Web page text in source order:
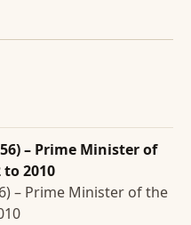
– Prime Minister of
2010
– Prime Minister of the